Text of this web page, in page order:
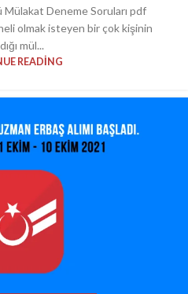
Mülakat Deneme Soruları pdf
olmak isteyen bir çok kişinin
mül...
READING